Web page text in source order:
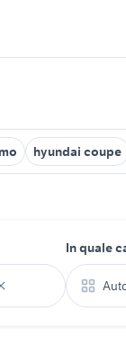
hyundai coupe
In quale